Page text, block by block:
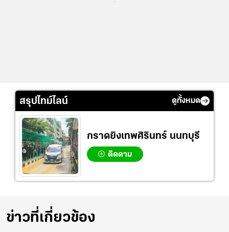
สรุปไทม์ไลน์ ดูทั้งหมด
กราดยิงเทพศิรินทร์ นนทบุรี
ติดตาม
ข่าวที่เกี่ยวข้อง